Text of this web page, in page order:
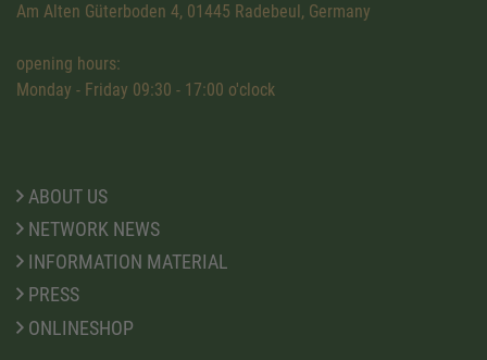
Am Alten Güterboden 4, 01445 Radebeul, Germany
opening hours:
Monday - Friday 09:30 - 17:00 o'clock
ABOUT US
NETWORK NEWS
INFORMATION MATERIAL
PRESS
ONLINESHOP